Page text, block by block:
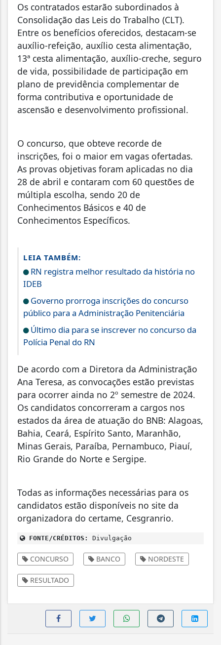
Os contratados estarão subordinados à
Consolidação das Leis do Trabalho (CLT).
Entre os benefícios oferecidos, destacam-se
auxílio-refeição, auxílio cesta alimentação,
13ª cesta alimentação, auxílio-creche, seguro
de vida, possibilidade de participação em
plano de previdência complementar de
forma contributiva e oportunidade de
ascensão e desenvolvimento profissional.
O concurso, que obteve recorde de
inscrições, foi o maior em vagas ofertadas.
As provas objetivas foram aplicadas no dia
28 de abril e contaram com 60 questões de
múltipla escolha, sendo 20 de
Conhecimentos Básicos e 40 de
Conhecimentos Específicos.
LEIA TAMBÉM:
RN registra melhor resultado da história no
IDEB
Governo prorroga inscrições do concurso
público para a Administração Penitenciária
Último dia para se inscrever no concurso da
Polícia Penal do RN
De acordo com a Diretora da Administração
Ana Teresa, as convocações estão previstas
para ocorrer ainda no 2º semestre de 2024.
Os candidatos concorreram a cargos nos
estados da área de atuação do BNB: Alagoas,
Bahia, Ceará, Espírito Santo, Maranhão,
Minas Gerais, Paraíba, Pernambuco, Piauí,
Rio Grande do Norte e Sergipe.
Todas as informações necessárias para os
candidatos estão disponíveis no site da
organizadora do certame, Cesgranrio.
FONTE/CRÉDITOS: Divulgação
CONCURSO BANCO NORDESTE
RESULTADO